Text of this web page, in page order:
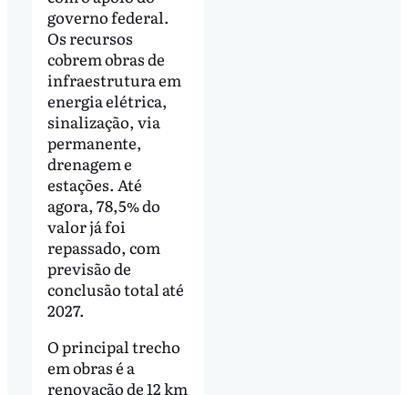
governo federal.
Os recursos
cobrem obras de
infraestrutura em
energia elétrica,
sinalização, via
permanente,
drenagem e
estações. Até
agora, 78,5% do
valor já foi
repassado, com
previsão de
conclusão total até
2027.
O principal trecho
em obras é a
renovação de 12 km